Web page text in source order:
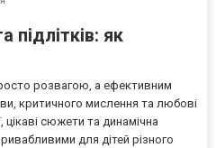
підлітків: як
розвагою, а ефективним
критичного мислення та любові
цікаві сюжети та динамічна
для дітей різного